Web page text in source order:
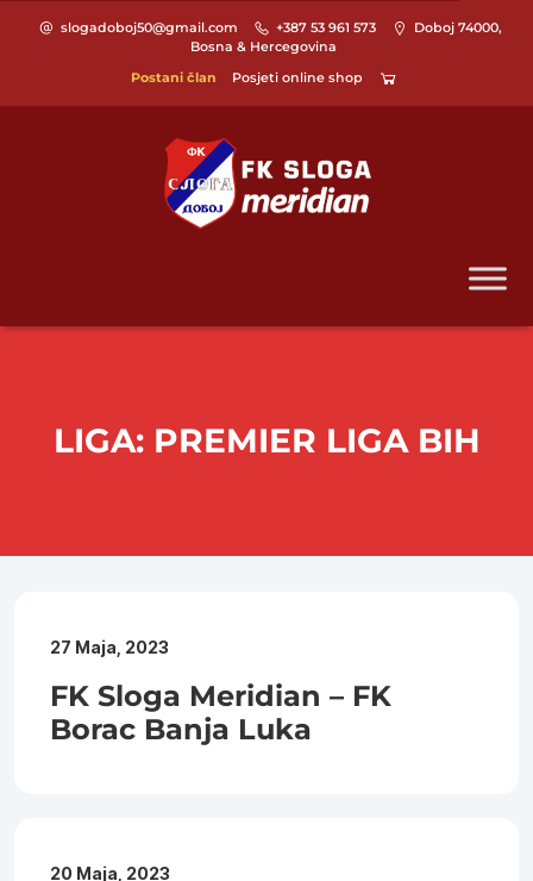
slogadoboj50@gmail.com +387 53 961 573
Doboj 74000,
Bosna & Hercegovina
Postani član
Posjeti online shop
LIGA: PREMIER LIGA BIH
27 Maja, 2023
FK Sloga Meridian – FK
Borac Banja Luka
20 Maja, 2023